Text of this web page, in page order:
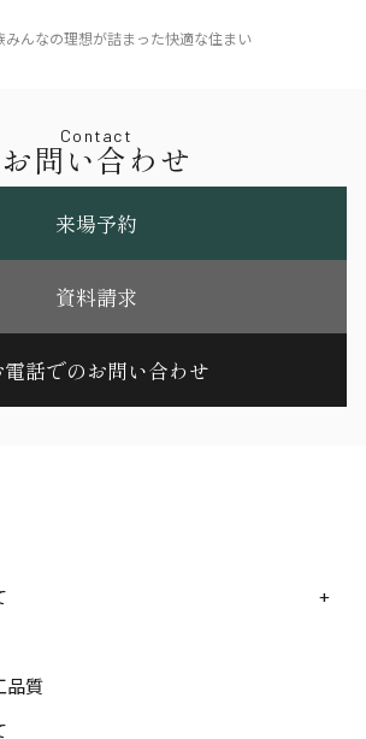
みんなの理想が詰まった快適な住まい
Contact
お問い合わせ
来場予約
資料請求
電話でのお問い合わせ
+
品質